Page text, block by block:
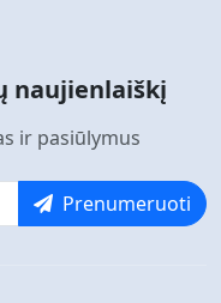
naujienlaiškį
ir pasiūlymus
Prenumeruoti